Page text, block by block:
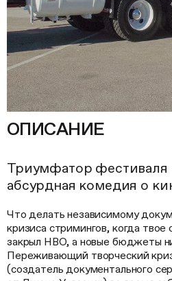
ОПИСАНИЕ
Триумфатор фестиваля
абсурдная комедия о
Что делать независимому
кризиса стримингов, когда
закрыл HBO, а новые бюджеты
Переживающий творческий
(создатель документального